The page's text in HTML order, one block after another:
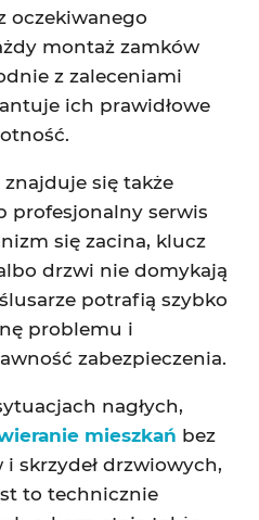
oczekiwanego
montaż zamków
z zaleceniami
ich prawidłowe
się także
profesjonalny serwis
się zacina, klucz
drzwi nie domykają
potrafią szybko
problemu i
zabezpieczenia.
nagłych,
mieszkań bez
skrzydeł drzwiowych,
to technicznie